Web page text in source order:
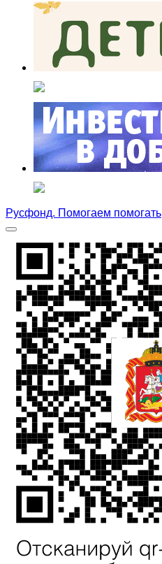
Русфонд. Помогаем помогать